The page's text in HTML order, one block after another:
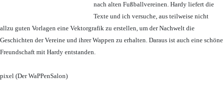
nach alten Fußballvereinen. Hardy liefert die
Texte und ich versuche, aus teilweise nicht
allzu guten Vorlagen eine Vektorgrafik zu erstellen, um der Nachwelt die
Geschichten der Vereine und ihrer Wappen zu erhalten. Daraus ist auch eine schöne
Freundschaft mit Hardy entstanden.
pixel (Der WaPPenSalon)